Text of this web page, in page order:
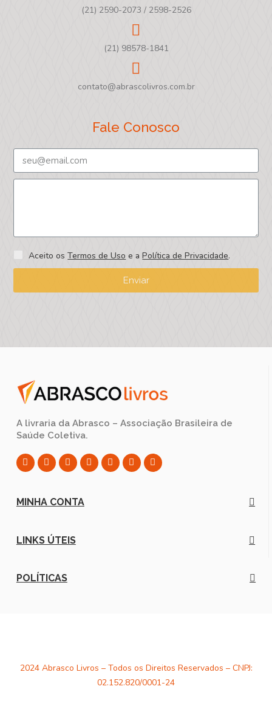
(21) 2590-2073 / 2598-2526
(21) 98578-1841
contato@abrascolivros.com.br
Fale Conosco
Aceito osTermos de Uso e aPolítica de Privacidade.
Enviar
A livraria da Abrasco – Associação Brasileira de
Saúde Coletiva.
MINHA CONTA
LINKS ÚTEIS
POLÍTICAS
2024 Abrasco Livros – Todos os Direitos Reservados – CNPJ:
02.152.820/0001-24